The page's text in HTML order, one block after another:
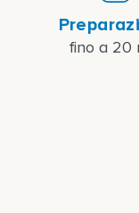
fino a 20